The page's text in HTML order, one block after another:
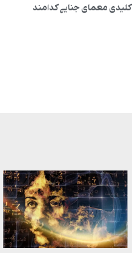
معمای جنایی کدامند